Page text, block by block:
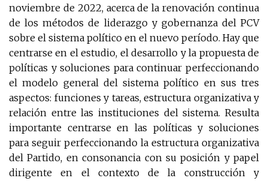
noviembre de 2022, acerca de la renovación continua
de los métodos de liderazgo y gobernanza del PCV
sobre el sistema político en el nuevo período. Hay que
centrarse en el estudio, el desarrollo y la propuesta de
políticas y soluciones para continuar perfeccionando
el modelo general del sistema político en sus tres
aspectos: funciones y tareas, estructura organizativa y
relación entre las instituciones del sistema. Resulta
importante centrarse en las políticas y soluciones
para seguir perfeccionando la estructura organizativa
del Partido, en consonancia con su posición y papel
dirigente en el contexto de la construcción y